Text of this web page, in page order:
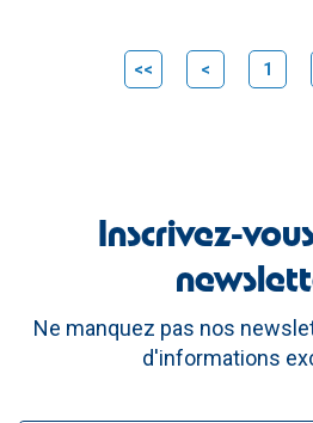
<< < 1
Inscrivez-
Ne manquez pas nos
d'informations